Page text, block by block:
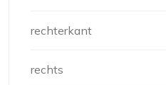
rechterkant
rechts